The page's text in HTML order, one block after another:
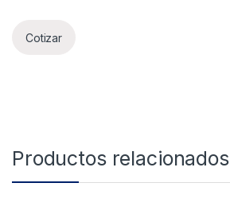
Cotizar
Productos relacionados